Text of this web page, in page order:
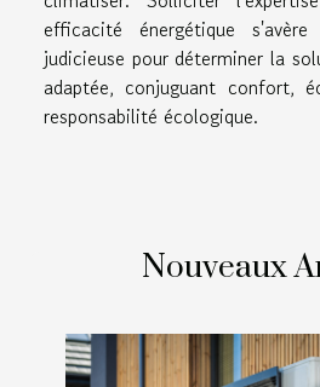
efficacité énergétique
judicieuse pour déterminer la
adaptée, conjuguant confort,
responsabilité écologique.
Nouveaux